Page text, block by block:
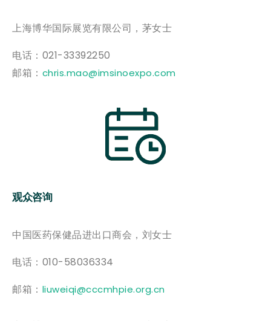
上海博华国际展览有限公司，茅女士
电话：021-33392250
邮箱： chris.mao@imsinoexpo.com
观众咨询
中国医药保健品进出口商会，刘女士
电话：010-58036334
邮箱： liuweiqi@cccmhpie.org.cn